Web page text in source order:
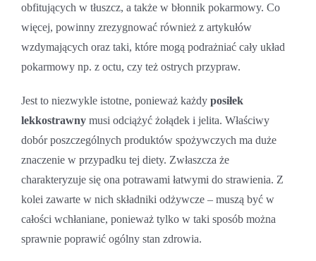
obfitujących w tłuszcz, a także w błonnik pokarmowy. Co
więcej, powinny zrezygnować również z artykułów
wzdymających oraz taki, które mogą podrażniać cały układ
pokarmowy np. z octu, czy też ostrych przypraw.
Jest to niezwykle istotne, ponieważ każdy posiłek
lekkostrawnymusi odciążyć żołądek i jelita. Właściwy
dobór poszczególnych produktów spożywczych ma duże
znaczenie w przypadku tej diety. Zwłaszcza że
charakteryzuje się ona potrawami łatwymi do strawienia. Z
kolei zawarte w nich składniki odżywcze – muszą być w
całości wchłaniane, ponieważ tylko w taki sposób można
sprawnie poprawić ogólny stan zdrowia.